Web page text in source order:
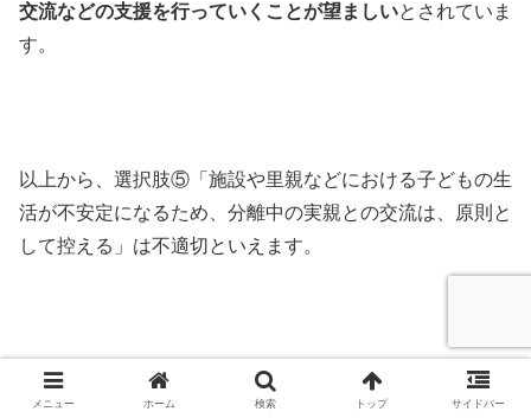
交流などの支援を行っていくことが望ましいとされていま
す。
以上から、選択肢⑤「施設や里親などにおける子どもの生
活が不安定になるため、分離中の実親との交流は、原則と
して控える」は不適切といえます。
家庭裁判所への申し立て
メニュー ホーム 検索 トップ サイドバー